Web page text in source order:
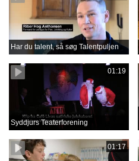
Har du talent, så søg Talentpuljen
01:19
Syddjurs Teaterforening
01:17